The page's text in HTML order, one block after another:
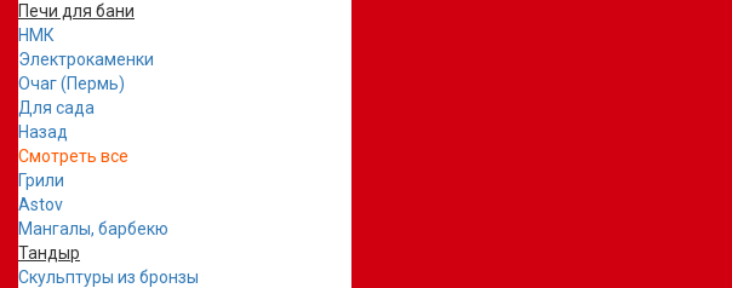
Печи для бани
НМК
Электрокаменки
Очаг (Пермь)
Для сада
Назад
Смотреть все
Грили
Astov
Мангалы, барбекю
Тандыр
Скульптуры из бронзы